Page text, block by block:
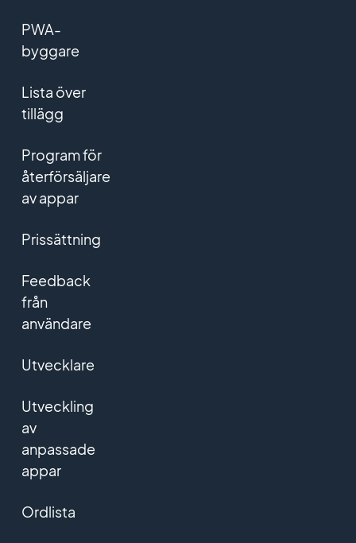
PWA-
byggare
Lista över
tillägg
Program för
återförsäljare
av appar
Prissättning
Feedback
från
användare
Utvecklare
Utveckling
av
anpassade
appar
Ordlista